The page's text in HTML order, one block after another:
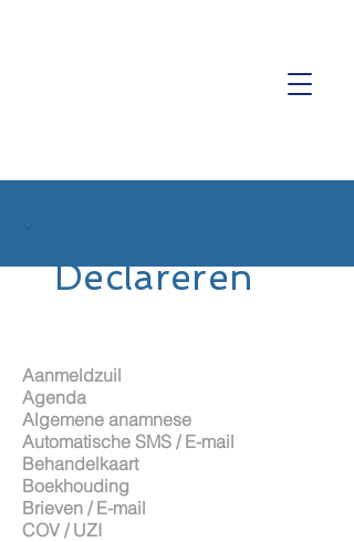
Declareren
Aanmeldzuil
Agenda
Algemene anamnese
Automatische SMS / E-mail
Behandelkaart
Boekhouding
Brieven / E-mail
COV / UZI